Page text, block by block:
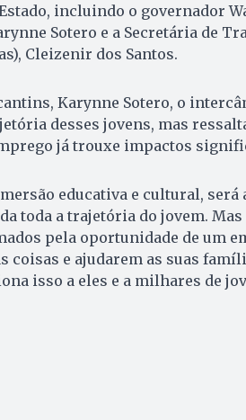
incluindo o governador
Sotero e a Secretária de
Cleizenir dos Santos.
Karynne Sotero, o
desses jovens, mas
já trouxe impactos
educativa e cultural, será
toda a trajetória do jovem.
pela oportunidade de um
coisas e ajudarem as suas
isso a eles e a milhares de